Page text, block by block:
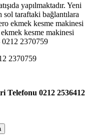
yapılmaktadır. Yeni
sol taraftaki bağlantılara
ekmek kesme makinesi
kesme makinesi
0212 2370759
2370759
Telefonu 0212 2536412